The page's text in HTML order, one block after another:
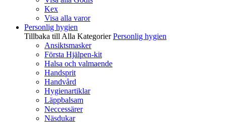
Kex
Visa alla varor
Personlig hygien
Tillbaka till Alla Kategorier Personlig hygien
Ansiktsmasker
Första Hjälpen-kit
Halsa och valmaende
Handsprit
Handvård
Hygienartiklar
Läppbalsam
Neccessärer
Näsdukar